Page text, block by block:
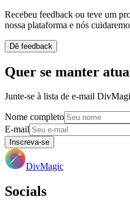
Recebeu feedback ou teve um
nossa plataforma e nós
Dê feedback
Quer se manter
Junte-se à lista de e-mail
Nome completo
E-mail
Inscreva-se
DivMagic
Socials